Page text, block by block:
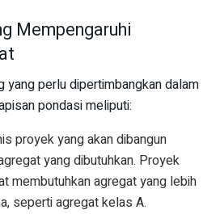
Mempengaruhi
yang perlu dipertimbangkan dalam
pondasi meliputi:
proyek yang akan dibangun
yang dibutuhkan. Proyek
membutuhkan agregat yang lebih
seperti agregat kelas A.